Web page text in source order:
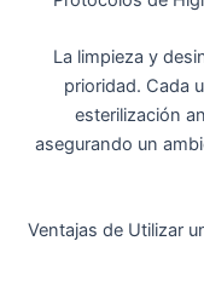
La limpieza y
prioridad. Cada
esterilización
asegurando un
Ventajas de Utilizar